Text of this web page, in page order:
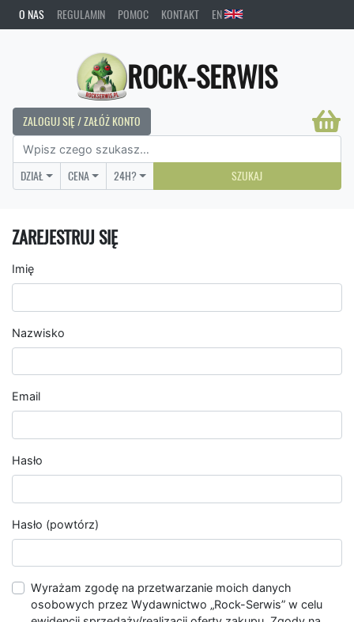
O NAS REGULAMIN POMOC KONTAKT EN
ROCK-SERWIS
ZALOGUJ SIĘ / ZAŁÓŻ KONTO
DZIAŁ CENA 24H? SZUKAJ
ZAREJESTRUJ SIĘ
Imię
Nazwisko
Email
Hasło
Hasło (powtórz)
Wyrażam zgodę na przetwarzanie moich danych
osobowych przez Wydawnictwo „Rock-Serwis” w celu